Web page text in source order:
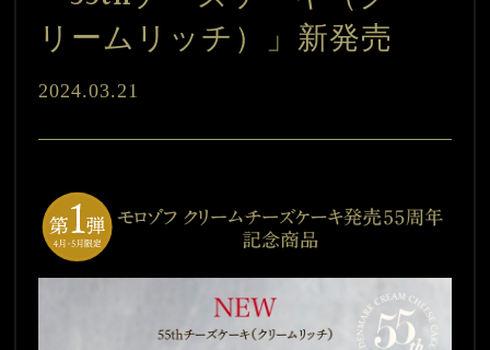
リームリッチ）」新発売
2024.03.21